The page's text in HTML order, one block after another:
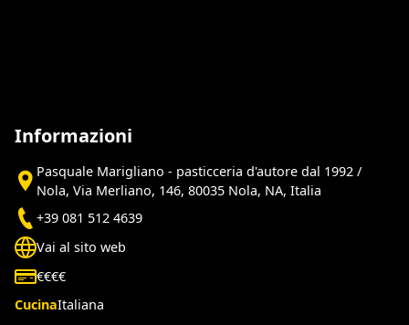
Informazioni
Pasquale Marigliano - pasticceria d'autore dal 1992 /
Nola, Via Merliano, 146, 80035 Nola, NA, Italia
+39 081 512 4639
Vai al sito web
€€€€
CucinaItaliana